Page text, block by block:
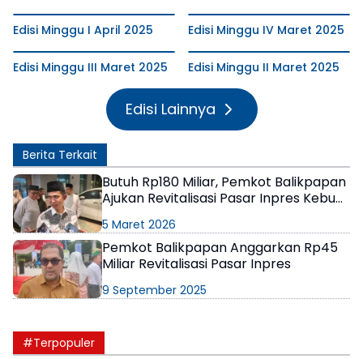
Edisi Minggu I April 2025 Edisi Minggu IV Maret 2025
Edisi Minggu III Maret 2025 Edisi Minggu II Maret 2025
Edisi Lainnya
Berita Terkait
Butuh Rp180 Miliar, Pemkot Balikpapan
Ajukan Revitalisasi Pasar Inpres Kebun
5 Maret 2026
Pemkot Balikpapan Anggarkan Rp45
Miliar Revitalisasi Pasar Inpres
9 September 2025
#Terpopuler